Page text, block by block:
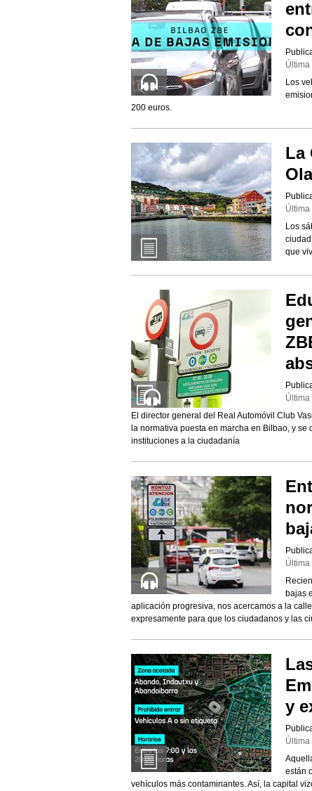
Los
200 euros.
La
Los
que
El director general del Real Automóvil Club
la normativa puesta en marcha en Bilbao, y
instituciones a la ciudadanía
bajas
aplicación progresiva, nos acercamos a la
expresamente para que los ciudadanos y las
y
están
vehículos más contaminantes. Así, la capital